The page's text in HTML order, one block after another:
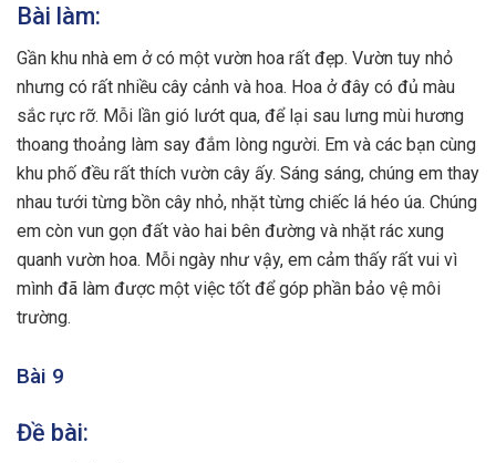
Bài làm:
Gần khu nhà em ở có một vườn hoa rất đẹp. Vườn tuy nhỏ
nhưng có rất nhiều cây cảnh và hoa. Hoa ở đây có đủ màu
sắc rực rỡ. Mỗi lần gió lướt qua, để lại sau lưng mùi hương
thoang thoảng làm say đắm lòng người. Em và các bạn cùng
khu phố đều rất thích vườn cây ấy. Sáng sáng, chúng em thay
nhau tưới từng bồn cây nhỏ, nhặt từng chiếc lá héo úa. Chúng
em còn vun gọn đất vào hai bên đường và nhặt rác xung
quanh vườn hoa. Mỗi ngày như vậy, em cảm thấy rất vui vì
mình đã làm được một việc tốt để góp phần bảo vệ môi
trường.
Bài 9
Đề bài: